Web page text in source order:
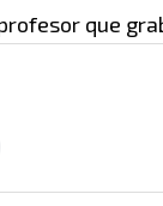
grabó…